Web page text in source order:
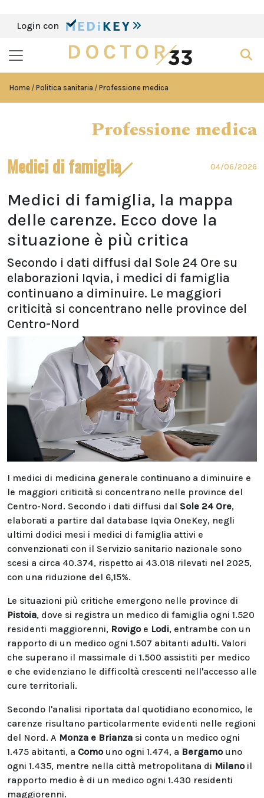
Login con
Home Politica sanitaria Professione medica
Professione medica
Medici di famiglia 04/06/2026
Medici di famiglia, la mappa
delle carenze. Ecco dove la
situazione è più critica
Secondo i dati diffusi dal Sole 24 Ore su
elaborazioni Iqvia, i medici di famiglia
continuano a diminuire. Le maggiori
criticità si concentrano nelle province del
Centro-Nord
I medici di medicina generale continuano a diminuire e
le maggiori criticità si concentrano nelle province del
Centro-Nord. Secondo i dati diffusi dal Sole 24 Ore,
elaborati a partire dal database Iqvia OneKey, negli
ultimi dodici mesi i medici di famiglia attivi e
convenzionati con il Servizio sanitario nazionale sono
scesi a circa 40.374, rispetto ai 43.018 rilevati nel 2025,
con una riduzione del 6,15%.
Le situazioni più critiche emergono nelle province di
Pistoia, dove si registra un medico di famiglia ogni 1.520
residenti maggiorenni, Rovigo e Lodi, entrambe con un
rapporto di un medico ogni 1.507 abitanti adulti. Valori
che superano il massimale di 1.500 assistiti per medico
e che evidenziano le difficoltà crescenti nell'accesso alle
cure territoriali.
Secondo l'analisi riportata dal quotidiano economico, le
carenze risultano particolarmente evidenti nelle regioni
del Nord. A Monza e Brianza si conta un medico ogni
1.475 abitanti, a Como uno ogni 1.474, a Bergamo uno
ogni 1.435, mentre nella città metropolitana di Milano il
rapporto medio è di un medico ogni 1.430 residenti
maggiorenni.